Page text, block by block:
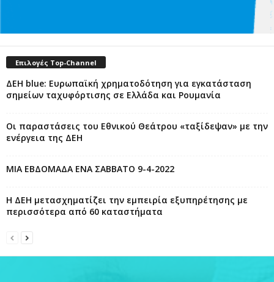
Επιλογές Top-Channel
ΔΕΗ blue: Ευρωπαϊκή χρηματοδότηση για εγκατάσταση
σημείων ταχυφόρτισης σε Ελλάδα και Ρουμανία
Οι παραστάσεις του Εθνικού Θεάτρου «ταξίδεψαν» με την
ενέργεια της ΔΕΗ
ΜΙΑ ΕΒΔΟΜΑΔΑ ΕΝΑ ΣΑΒΒΑΤΟ 9-4-2022
Η ΔΕΗ μετασχηματίζει την εμπειρία εξυπηρέτησης με
περισσότερα από 60 καταστήματα